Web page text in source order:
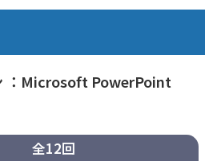
：Microsoft PowerPoint
全12回